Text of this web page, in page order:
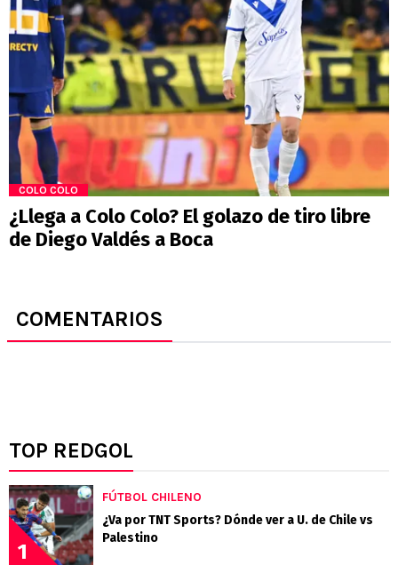
COLO COLO
¿Llega a Colo Colo? El golazo de tiro libre
de Diego Valdés a Boca
COMENTARIOS
TOP REDGOL
1
FÚTBOL CHILENO
¿Va por TNT Sports? Dónde ver a U. de Chile vs
Palestino